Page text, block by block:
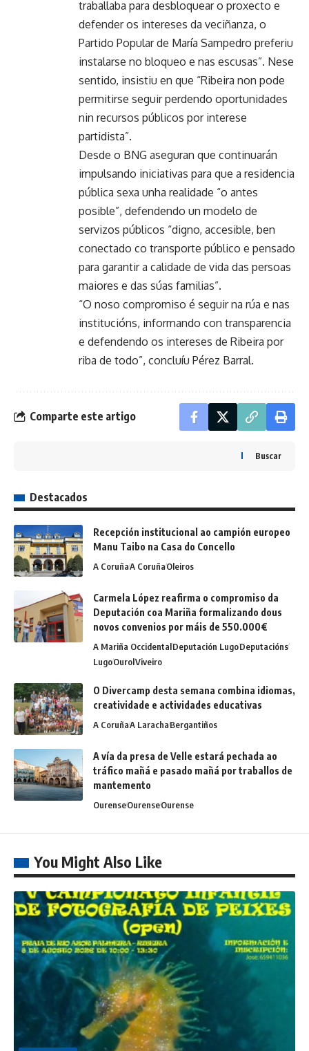
traballaba para desbloquear o proxecto e
defender os intereses da veciñanza, o
Partido Popular de María Sampedro preferiu
instalarse no bloqueo e nas escusas”. Nese
sentido, insistiu en que “Ribeira non pode
permitirse seguir perdendo oportunidades
nin recursos públicos por interese
partidista”.
Desde o BNG aseguran que continuarán
impulsando iniciativas para que a residencia
pública sexa unha realidade “o antes
posible”, defendendo un modelo de
servizos públicos “digno, accesible, ben
conectado co transporte público e pensado
para garantir a calidade de vida das persoas
maiores e das súas familias”.
“O noso compromiso é seguir na rúa e nas
institucións, informando con transparencia
e defendendo os intereses de Ribeira por
riba de todo”, concluíu Pérez Barral.
Comparte este artigo
Buscar
Destacados
Recepción institucional ao campión europeo
Manu Taibo na Casa do Concello
A CoruñaA CoruñaOleiros
Carmela López reafirma o compromiso da
Deputación coa Mariña formalizando dous
novos convenios por máis de 550.000€
A Mariña OccidentalDeputación LugoDeputacións
LugoOurolViveiro
O Divercamp desta semana combina idiomas,
creatividade e actividades educativas
A CoruñaA LarachaBergantiños
A vía da presa de Velle estará pechada ao
tráfico mañá e pasado mañá por traballos de
mantemento
OurenseOurenseOurense
You Might Also Like